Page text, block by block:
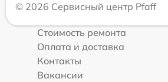
© 2026 Сервисный центр Pfaff
Стоимость ремонта
Оплата и доставка
Контакты
Вакансии